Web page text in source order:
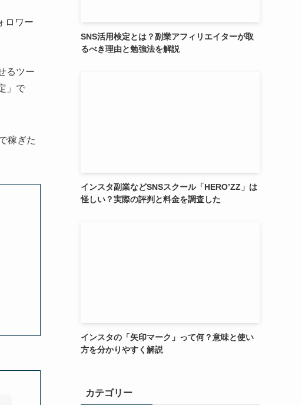
ロワー
るツー
」で
稼ぎた
SNS活用検定とは？副業アフィリエイターが取
るべき理由と勉強法を解説
インスタ副業などSNSスクール「HERO’ZZ」は
怪しい？実際の評判と料金を調査した
インスタの「矢印マーク」って何？意味と使い
方を分かりやすく解説
カテゴリー